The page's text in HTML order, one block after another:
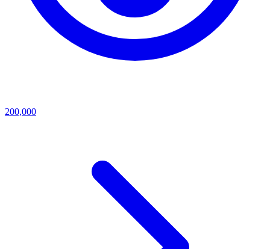
200,000